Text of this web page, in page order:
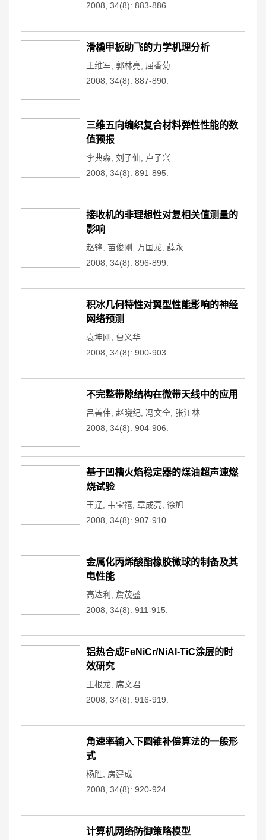
2008, 34(8): 883-886.
滑橇甲板助飞的力学机理分析
王维军 郭林亮
屈香菊
2008, 34(8): 887-890.
三维五向编织复合材料弹性性能的数
值预报
李典森 刘子仙
卢子兴
2008, 34(8): 891-895.
接收机的非理想性对复相关值测量的
影响
赵锋 苗俊刚 万国龙 薛永
2008, 34(8): 896-899.
积冰几何特性对翼型性能影响的神经
网络预测
袁坤刚
曹义华
2008, 34(8): 900-903.
不完整带隙结构在微带天线中的应用
吕善伟 赵晓纪 冯文全 张江林
2008, 34(8): 904-906.
基于凹槽火焰稳定器的煤油超声速燃
烧试验
王辽 韦宝禧 章成亮 徐旭
2008, 34(8): 907-910.
金属化丙烯酸酯橡胶微球的制备及其
电性能
高达利
詹茂盛
2008, 34(8): 911-915.
铝热合成FeNiCr/NiAl-TiC涂层的时
效研究
王根龙 席文君
2008, 34(8): 916-919.
角速率输入下圆锥补偿算法的一般形
式
杨胜
房建成
2008, 34(8): 920-924.
计算机网络防御策略模型